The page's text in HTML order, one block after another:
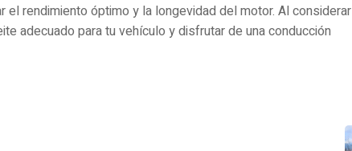
el rendimiento óptimo y la longevidad del motor. Al considerar
adecuado para tu vehículo y disfrutar de una conducción